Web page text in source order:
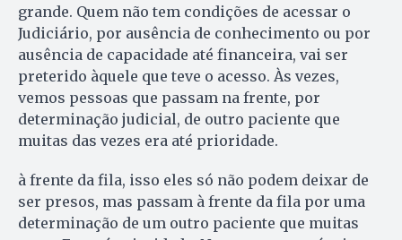
grande. Quem não tem condições de acessar o
Judiciário, por ausência de conhecimento ou por
ausência de capacidade até financeira, vai ser
preterido àquele que teve o acesso. Às vezes,
vemos pessoas que passam na frente, por
determinação judicial, de outro paciente que
muitas das vezes era até prioridade.
à frente da fila, isso eles só não podem deixar de
ser presos, mas passam à frente da fila por uma
determinação de um outro paciente que muitas